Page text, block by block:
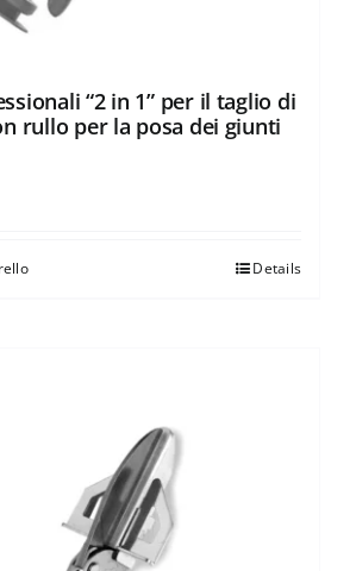
“2 in 1” per il taglio di
rullo per la posa dei giunti
Details